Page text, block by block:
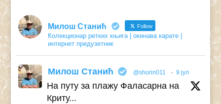
Милош Станић Follow
Колекционар ретких књига | окинава карате |
интернет предузетник
Милош Станић @shorin011 · 9 јул
На путу за плажу Фаласарна на
Криту...